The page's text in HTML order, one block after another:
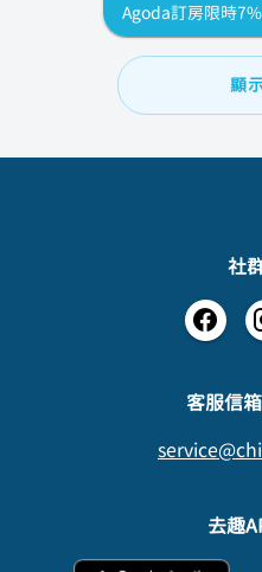
Agoda訂房限時7%
顯
社
客服信
去趣